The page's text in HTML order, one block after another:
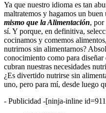
Ya que nuestro idioma es tan
maltratemos y hagamos un buen
mismo que la Alimentación, por
sí. Y porque, en definitiva,
cocinamos y comemos
nutrirnos sin alimentarnos?
conocimiento como para
cubran nuestras necesidades
¿Es divertido nutrirse sin
uno, pero para mí, desde luego
- Publicidad -[ninja-inline